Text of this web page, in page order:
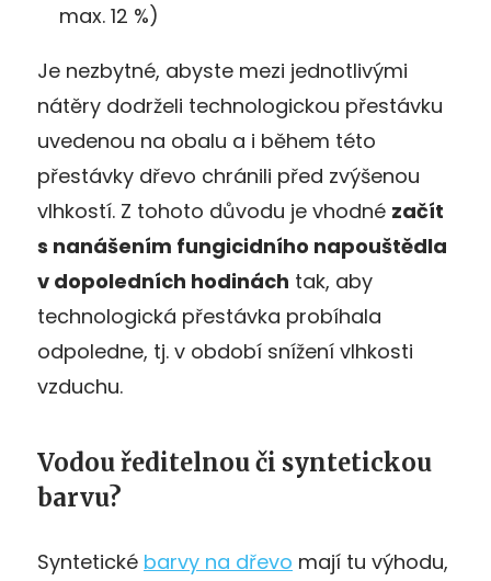
max. 12 %)
Je nezbytné, abyste mezi jednotlivými
nátěry dodrželi technologickou přestávku
uvedenou na obalu a i během této
přestávky dřevo chránili před zvýšenou
vlhkostí. Z tohoto důvodu je vhodné začít
s nanášením fungicidního napouštědla
v dopoledních hodinách tak, aby
technologická přestávka probíhala
odpoledne, tj. v období snížení vlhkosti
vzduchu.
Vodou ředitelnou či syntetickou
barvu?
Syntetické barvy na dřevo mají tu výhodu,